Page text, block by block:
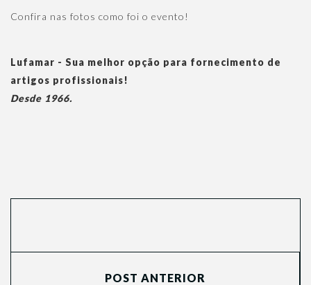
Confira nas fotos como foi o evento!
Lufamar - Sua melhor opção para fornecimento de
artigos profissionais!
Desde 1966.
POST ANTERIOR